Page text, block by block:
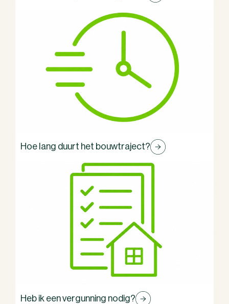
Hoe lang duurt het bouwtraject?
Heb ik een vergunning nodig?